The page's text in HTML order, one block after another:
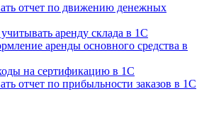
отчет по движению денежных
аренду склада в 1С
аренды основного средства в
на сертификацию в 1С
отчет по прибыльности заказов в 1С